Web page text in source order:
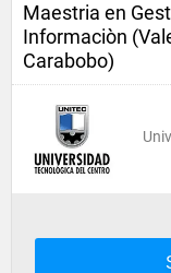
Maestria en
Informaciòn
Carabobo)